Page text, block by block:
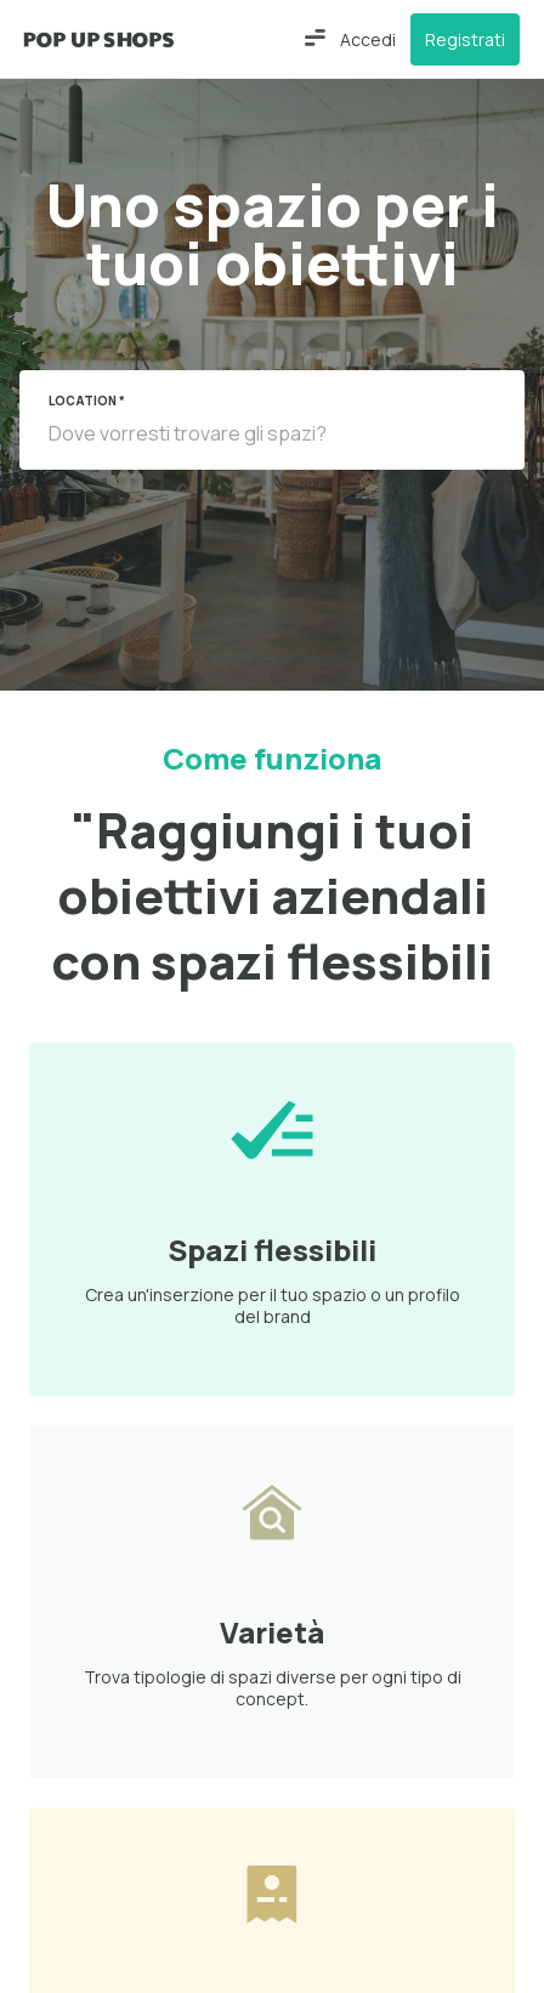
Accedi Registrati
Uno spazio per i
tuoi obiettivi
LOCATION *
Come funziona
"Raggiungi i tuoi
obiettivi aziendali
con spazi flessibili
Spazi flessibili
Crea un'inserzione per il tuo spazio o un profilo
del brand
Varietà
Trova tipologie di spazi diverse per ogni tipo di
concept.